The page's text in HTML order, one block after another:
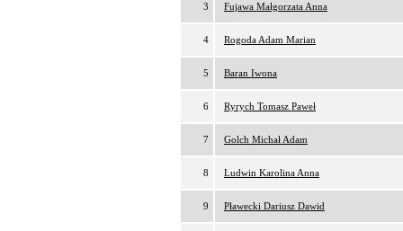
3 Fujawa Małgorzata Anna
4 Rogoda Adam Marian
5 Baran Iwona
6 Ryrych Tomasz Paweł
7 Golch Michał Adam
8 Ludwin Karolina Anna
9 Pławecki Dariusz Dawid